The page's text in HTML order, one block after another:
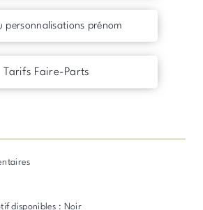
personnalisations prénom
Tarifs Faire-Parts
disponibles : Noir